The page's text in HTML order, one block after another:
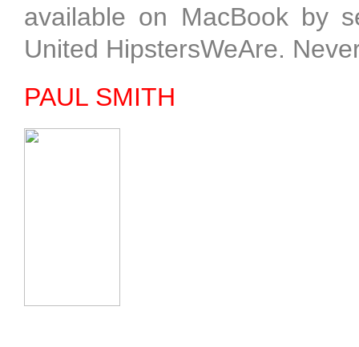
available on MacBook by
United HipstersWeAre.
PAUL SMITH